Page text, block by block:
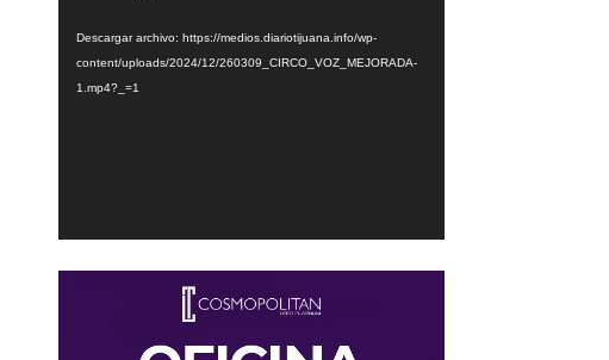
Descargar archivo: https://medios.diariotijuana.info/wp-
content/uploads/2024/12/260309_CIRCO_VOZ_MEJORADA-
1.mp4?_=1